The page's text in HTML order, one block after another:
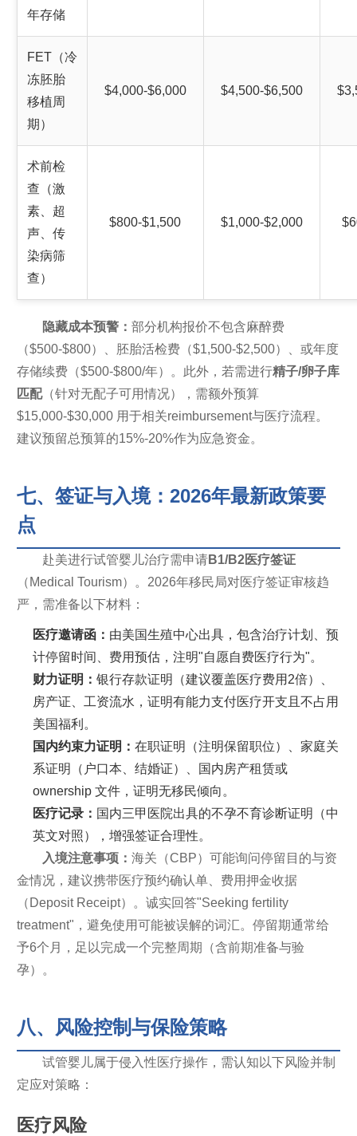
年存储
FET（冷
冻胚胎
移植周
期）
$4,000-$6,000 $4,500-$6,500
术前检
查（激
素、超
声、传
染病筛
查）
$800-$1,500 $1,000-$2,000
隐藏成本预警： 部分机构报价不包含麻醉费
（$500-$800）、胚胎活检费（$1,500-$2,500）、或年度
存储续费（$500-$800/年）。此外，若需进行精子/卵子库
匹配（针对无配子可用情况），需额外预算
$15,000-$30,000 用于相关reimbursement与医疗流程。
建议预留总预算的15%-20%作为应急资金。
七、签证与入境：2026年最新政策要
点
赴美进行试管婴儿治疗需申请B1/B2医疗签证
（Medical Tourism）。2026年移民局对医疗签证审核趋
严，需准备以下材料：
医疗邀请函： 由美国生殖中心出具，包含治疗计划、预
计停留时间、费用预估，注明"自愿自费医疗行为"。
财力证明： 银行存款证明（建议覆盖医疗费用2倍）、
房产证、工资流水，证明有能力支付医疗开支且不占用
美国福利。
国内约束力证明： 在职证明（注明保留职位）、家庭关
系证明（户口本、结婚证）、国内房产租赁或
ownership 文件，证明无移民倾向。
医疗记录： 国内三甲医院出具的不孕不育诊断证明（中
英文对照），增强签证合理性。
入境注意事项： 海关（CBP）可能询问停留目的与资
金情况，建议携带医疗预约确认单、费用押金收据
（Deposit Receipt）。诚实回答"Seeking fertility
treatment"，避免使用可能被误解的词汇。停留期通常给
予6个月，足以完成一个完整周期（含前期准备与验
孕）。
八、风险控制与保险策略
试管婴儿属于侵入性医疗操作，需认知以下风险并制
定应对策略：
医疗风险